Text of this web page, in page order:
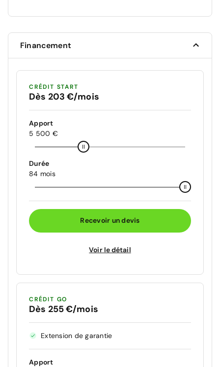
Financement
CRÉDIT START
Dès 203 €/mois
Apport
5 500 €
Durée
84 mois
Recevoir un devis
Voir le détail
CRÉDIT GO
Dès 255 €/mois
Extension de garantie
Apport